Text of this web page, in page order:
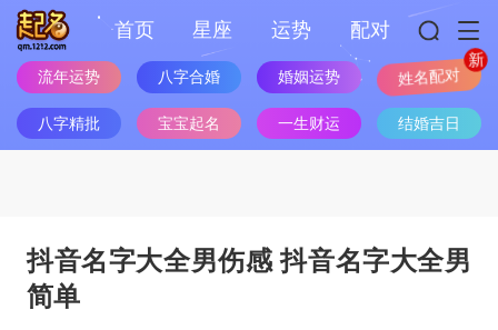
首页 星座 运势 配对
流年运势 八字合婚 婚姻运势 姓名配对
八字精批 宝宝起名 一生财运 结婚吉日
抖音名字大全男伤感 抖音名字大全男
简单